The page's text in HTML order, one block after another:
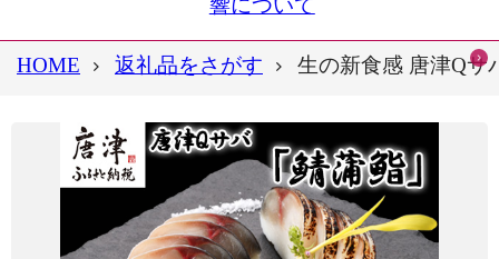
響について
HOME 返礼品をさがす 生の新食感 唐津Qサ